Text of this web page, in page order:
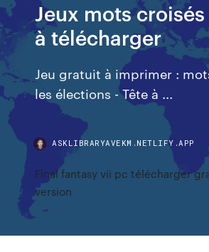
Jeux mots
à télécharger
Jeu gratuit à imprimer :
les élections - Tête à ...
ASKLIBRARYAVEKM.NETLIFY.APP
Final fantasy vii pc télécharger
version